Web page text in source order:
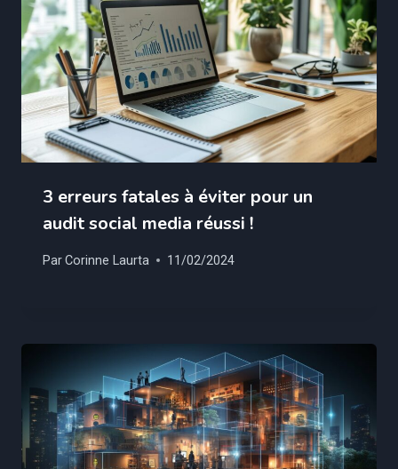
3 erreurs fatales à éviter pour un
audit social media réussi !
ParCorinne Laurta 11/02/2024